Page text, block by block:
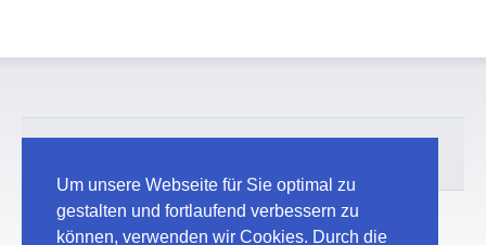
Um unsere Webseite für Sie optimal zu
gestalten und fortlaufend verbessern zu
können, verwenden wir Cookies. Durch die
© 2026 Maschinenbauschule Landshut